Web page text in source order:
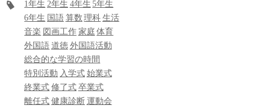
1年生 2年生 4年生 5年生
6年生 国語 算数 理科 生活
音楽 図画工作 家庭 体育
外国語 道徳 外国語活動
総合的な学習の時間
特別活動 入学式 始業式
終業式 修了式 卒業式
離任式 健康診断 運動会